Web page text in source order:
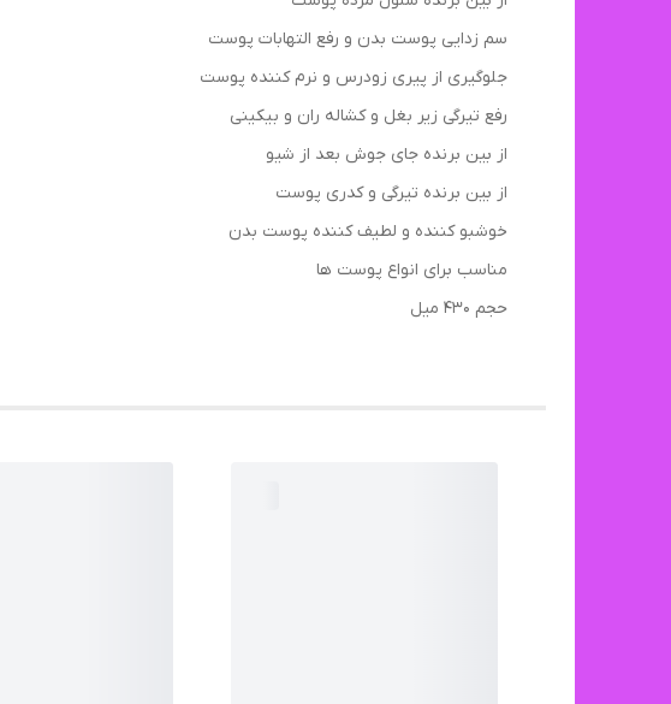
سم زدایی پوست بدن و رفع التهابات پوست
جلوگیری از پیری زودرس و نرم کننده پوست
رفع تیرگی زیر بغل و کشاله ران و بیکینی
از بین برنده جای جوش بعد از شیو
از بین برنده تیرگی و کدری پوست
خوشبو کننده و لطیف کننده پوست بدن
مناسب برای انواع پوست ها
حجم 430 میل